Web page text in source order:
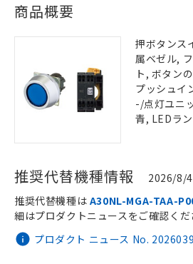
商品概要
押ボタンス
属ベゼル,
ト, ボタン
プッシュイ
-/点灯ユニ
青, LEDラ
推奨代替機種情報 2026/8/
プロダクト ニュース No.
推奨代替機種は A30NL-MGA-TAA-
細はプロダクトニュースをご確認くだ